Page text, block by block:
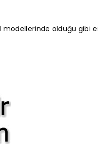
olduğu gibi